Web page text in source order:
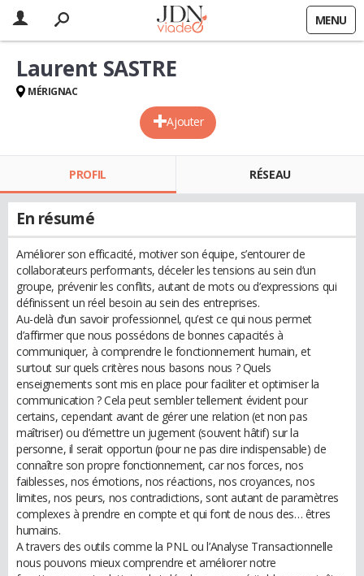
MENU
Ajouter
Laurent SASTRE
MÉRIGNAC
PROFIL RÉSEAU
En résumé
Améliorer son efficacité, motiver son équipe, s’entourer de
collaborateurs performants, déceler les tensions au sein d’un
groupe, prévenir les conflits, autant de mots ou d’expressions qui
définissent un réel besoin au sein des entreprises.
Au-delà d’un savoir professionnel, qu’est ce qui nous permet
d’affirmer que nous possédons de bonnes capacités à
communiquer, à comprendre le fonctionnement humain, et
surtout sur quels critères nous basons nous ? Quels
enseignements sont mis en place pour faciliter et optimiser la
communication ? Cela peut sembler tellement évident pour
certains, cependant avant de gérer une relation (et non pas
maîtriser) ou d’émettre un jugement (souvent hâtif) sur la
personne, il serait opportun (pour ne pas dire indispensable) de
connaître son propre fonctionnement, car nos forces, nos
faiblesses, nos émotions, nos réactions, nos croyances, nos
limites, nos peurs, nos contradictions, sont autant de paramètres
complexes à prendre en compte et qui font de nous des… êtres
humains.
A travers des outils comme la PNL ou l’Analyse Transactionnelle
nous pouvons mieux comprendre et améliorer notre